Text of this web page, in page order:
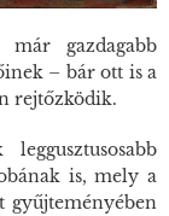
gazdagabb
– bár ott is a
rejtőzködik.
nak is, mely a